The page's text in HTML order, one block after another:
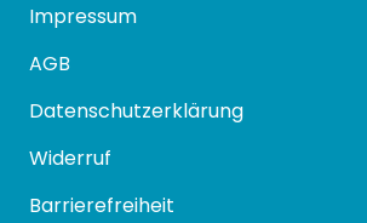
Impressum
AGB
Datenschutzerklärung
Widerruf
Barrierefreiheit